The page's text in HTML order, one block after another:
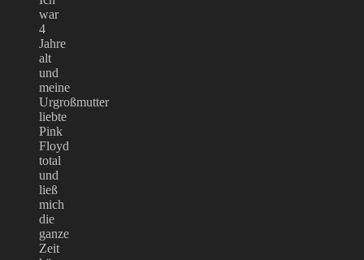
war
4
Jahre
alt
und
meine
Urgroßmutter
liebte
Pink
Floyd
total
und
ließ
mich
die
ganze
Zeit